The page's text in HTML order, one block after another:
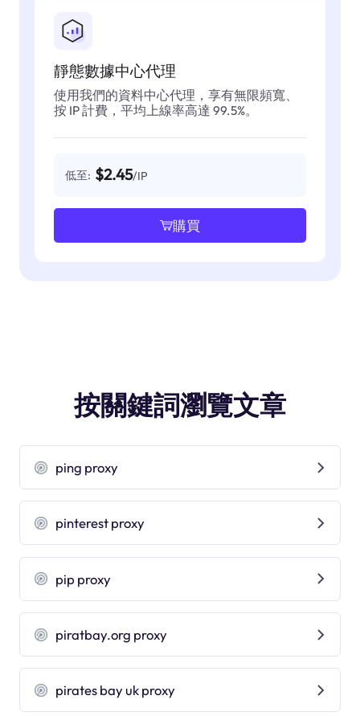
靜態數據中心代理
使用我們的資料中心代理，享有無限頻寬、
按 IP 計費，平均上線率高達 99.5%。
低至: $2.45/IP
購買
按關鍵詞瀏覽文章
ping proxy
pinterest proxy
pip proxy
piratbay.org proxy
pirates bay uk proxy